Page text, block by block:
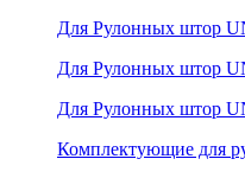
Для Рулонных штор
Для Рулонных штор
Для Рулонных штор
Комплектующие для